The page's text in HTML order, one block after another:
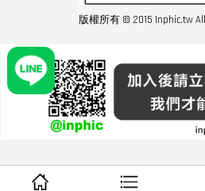
版權所有 © 2015 Inphic.tw
友站連結inphic營
聯絡我們 02-28852016 如遇商品缺
服務條款| |